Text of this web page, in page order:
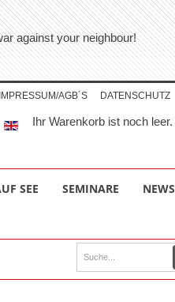
against your neighbour!
IMPRESSUM/AGB´S DATENSCHUTZ
Ihr Warenkorb ist noch leer.
SEE SEMINARE NEWS